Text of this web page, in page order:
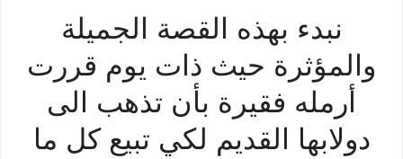
نبدء بهذه القصة الجميلة
والمؤثرة حيث ‬ذات يوم قررت
أرمله فقيرة بأن تذهب الى
دولابها القديم لكي تبيع كل ما